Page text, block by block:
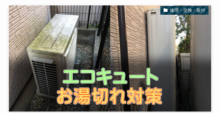
修理・交換・取付